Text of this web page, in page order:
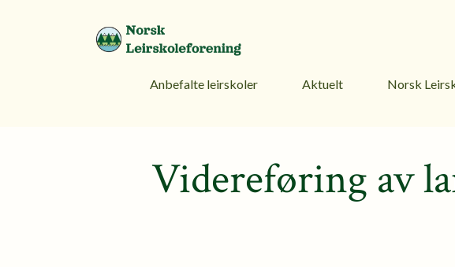
Anbefalte leirskoler Aktuelt Norsk
Videreføring av